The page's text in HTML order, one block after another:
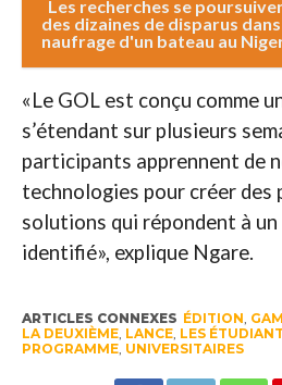
Les recherches se
des dizaines de disparus
naufrage d'un bateau au
«Le GOL est conçu comme
s’étendant sur plusieurs
participants apprennent de
technologies pour créer des
solutions qui répondent à
identifié», explique Ngare.
ARTICLES CONNEXES ÉDITION
LA DEUXIÈME, LANCE, LES
PROGRAMME, UNIVERSITAIRES